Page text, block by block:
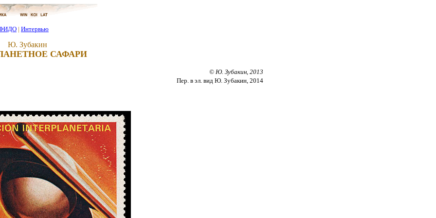
| Интервью
Ю. Зубакин
САФАРИ
© Ю. Зубакин, 2013
Пер. в эл. вид Ю. Зубакин, 2014